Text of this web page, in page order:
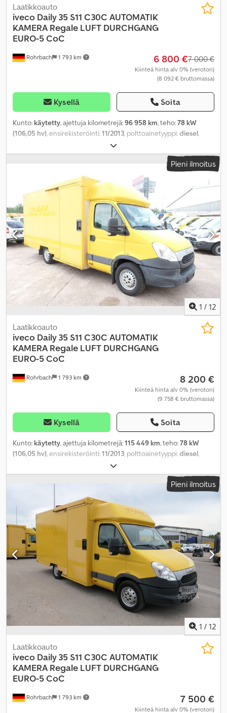
Rohrbach 1 793 km
Laatikkoauto
iveco Daily 35 S11 C30C AUTOMATIK
KAMERA Regale LUFT DURCHGANG
EURO-5 CoC
6 800 €7 000 €
Kiinteä hinta alv 0% (veroton)
(8 092 € bruttomassa)
Kysellä Soita
Kunto: käytetty, ajettuja kilometrejä:96 958 km, teho:78 kW
(106,05 hv), ensirekisteröinti:11/2013, polttoainetyyppi:diesel,
, maksimi kuormauspaino:
kokonaispaino:3 500 kg, akselikokoonpano:4x2, polttoaine:
, vaihteistotyyppi:
, päästöluokka: , jousitus:
, kokonaispituus: 6 840 mm, kuormatilan pituus:
4 300
mm, lastitilan leveys: 2 000 mm, kuormatilan korkeus: 2 100 mm
Valmistusvuosi:
, rakennuskorkeus:2 850 mm, Varusteet:ABS,
ajoneuvotietokone, immobilisointijärjestelmä, keskuslukitus,
noesuodatin
Pieni ilmoitus
1 / 12
Rohrbach 1 793 km
Laatikkoauto
iveco Daily 35 S11 C30C AUTOMATIK
KAMERA Regale LUFT DURCHGANG
EURO-5 CoC
8 200 €
Kiinteä hinta alv 0% (veroton)
(9 758 € bruttomassa)
Kysellä Soita
Kunto: käytetty, ajettuja kilometrejä:115 449 km, teho:78 kW
(106,05 hv) , ensirekisteröinti:11/2013 , polttoainetyyppi:diesel
, maksimi kuormauspaino:
kokonaispaino:3 500 kg, akselikokoonpano:4x2, akseliväli:3 750
, seuraava tarkastus (TÜV): diesel,
polttoaineenkulutus (kaupunkiajo):
polttoaineenkulutus (maantieajossa):7,3 l/100 km
polttoaineenkulutus:
7,9 l/100 km, väri:keltainen
vaihteistotyyppi:automaattinen, päästöluokka:Euro 5, jousitus:
muu , istuimien määrä:2, kokonaispituus: 6 849 mm, kuormatilan
pituus:4 300 mm , lastitilan leveys: 2 000 mm, kuormatilan korkeus:
2 100 mm, Valmistusvuosi: 2013, rakennuskorkeus:2 770 mm,
Varusteet:ABS, ajoneuvotietokone, immobilisointijärjestelmä,
keskuslukitus, noesuodatin,
Pieni ilmoitus
1 / 12
Rohrbach 1 793 km
Laatikkoauto
iveco Daily 35 S11 C30C AUTOMATIK
KAMERA Regale LUFT DURCHGANG
EURO-5 CoC
7 500 €
Kiinteä hinta alv 0% (veroton)